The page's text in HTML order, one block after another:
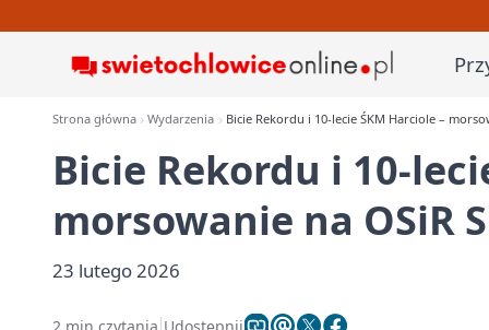
Strona główna Wydarzenia Bicie Rekordu i 10-lecie ŚKM Harciole –
Bicie Rekordu i 10-
morsowanie na OSiR
23 lutego 2026
2 min czytania Udostępnij